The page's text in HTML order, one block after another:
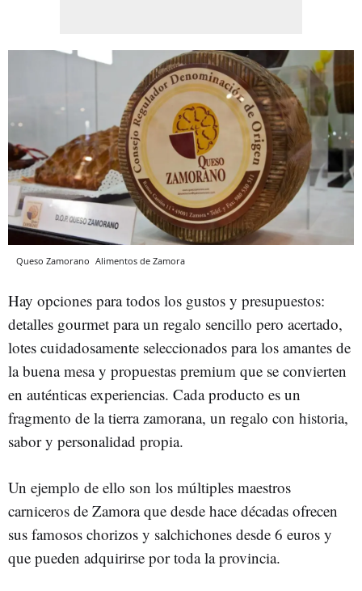
Queso Zamorano Alimentos de Zamora
Hay opciones para todos los gustos y presupuestos:
detalles gourmet para un regalo sencillo pero acertado,
lotes cuidadosamente seleccionados para los amantes de
la buena mesa y propuestas premium que se convierten
en auténticas experiencias. Cada producto es un
fragmento de la tierra zamorana, un regalo con historia,
sabor y personalidad propia.
Un ejemplo de ello son los múltiples maestros
carniceros de Zamora que desde hace décadas ofrecen
sus famosos chorizos y salchichones desde 6 euros y
que pueden adquirirse por toda la provincia.